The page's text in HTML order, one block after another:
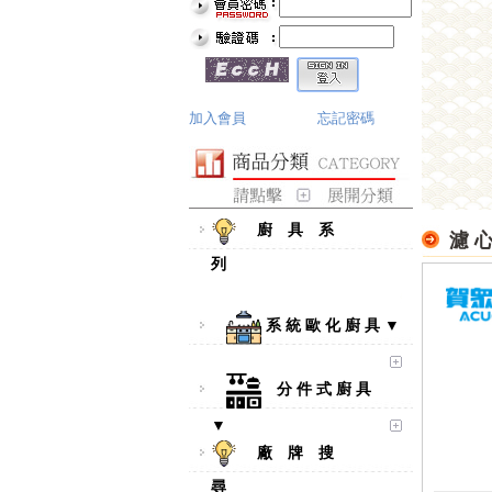
加入會員 忘記密碼
廚 具 系
列
系 統 歐 化 廚 具 ▼
分 件 式 廚 具
▼
廠 牌 搜
尋
濾